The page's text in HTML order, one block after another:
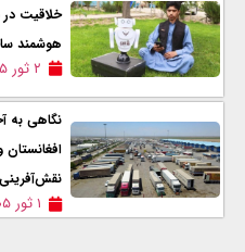
خلاقیت
هوشمند
۲ ثور ۱۴۰۵
نگاهی به
۱ ثور ۱۴۰۵